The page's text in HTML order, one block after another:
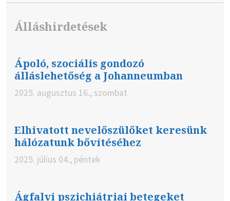
Álláshirdetések
Ápoló, szociális gondozó
álláslehetőség a Johanneumban
2025. augusztus 16., szombat
Elhivatott nevelőszülőket keresünk
hálózatunk bővítéséhez
2025. július 04., péntek
Ágfalvi pszichiátriai betegeket